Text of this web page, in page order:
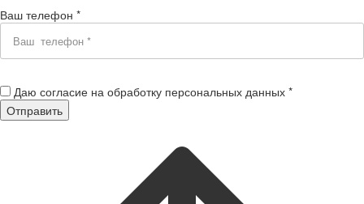
Ваш телефон *
Даю согласие на обработку персональных данных *